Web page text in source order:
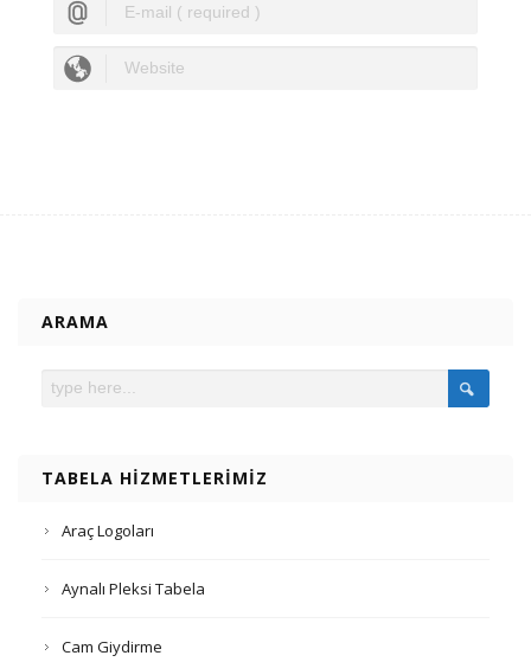
ARAMA
TABELA HIZMETLERIMIZ
Araç Logoları
Aynalı Pleksi Tabela
Cam Giydirme